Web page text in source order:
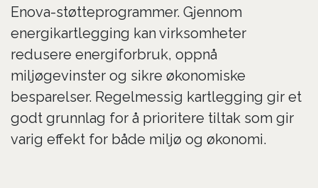
Enova-støtteprogrammer. Gjennom
energikartlegging kan virksomheter
redusere energiforbruk, oppnå
miljøgevinster og sikre økonomiske
besparelser. Regelmessig kartlegging gir et
godt grunnlag for å prioritere tiltak som gir
varig effekt for både miljø og økonomi.